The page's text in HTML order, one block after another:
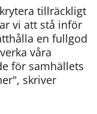
tillräckligt
vi att stå inför
en fullgod
våra
för samhällets
skriver